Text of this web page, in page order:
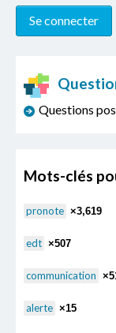
Questions
Mots-clés
pronote ×3,619
edt ×507
communication
alerte ×15